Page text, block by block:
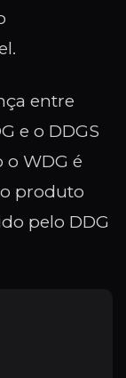
entre
e o DDGS
WDG é
produto
pelo DDG